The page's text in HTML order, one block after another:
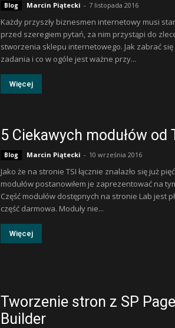
Blog Marcin Piątecki - 7 listopada 2016
Każdy przyszły biznesmen internetowy musi
przed szeregiem pytań, za nim przystąpi do
stworzenia sklepu internetowego. Jak zabrać się
zadania i co w ogóle jest ważne przy...
Więcej
5 Ciekawych modułów od
Blog Marcin Piątecki - 10 września 2016
Jako że na stronie TSI łącznie znalazło się już pięć
modułów postanowiłem je zaprezentować na
Część modułów dostępnych na stronie Lab jest
część darmowa. Moduły nie...
Więcej
Tworzenie stron z SP Page
Builder